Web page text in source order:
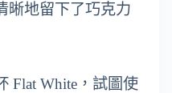
晰地留下了巧克力
Flat White，試圖使